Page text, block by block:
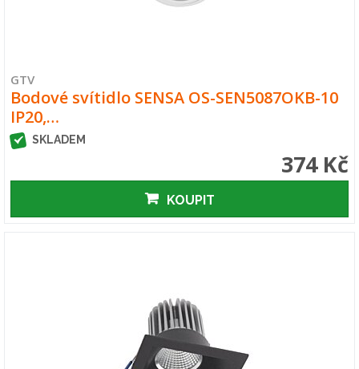
GTV
Bodové svítidlo SENSA OS-SEN5087OKB-10
IP20,…
SKLADEM
374 Kč
KOUPIT